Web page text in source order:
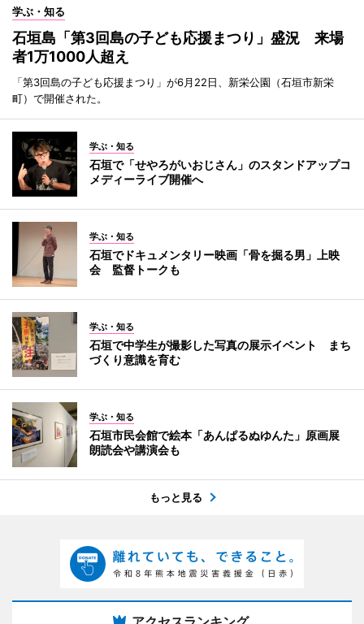
学ぶ・知る
石垣島「第3回島の子ども応援まつり」盛況 来場
者1万1000人超え
「第3回島の子ども応援まつり」が6月22日、新栄公園（石垣市新栄
町）で開催された。
学ぶ・知る
石垣で「せやろがいおじさん」のスタンドアップコ
メディーライブ開催へ
学ぶ・知る
石垣でドキュメンタリー映画「骨を掘る男」上映
会 監督トークも
学ぶ・知る
石垣で中学生が撮影した写真の展示イベント まち
づくり意識を育む
学ぶ・知る
石垣市民会館で絵本「あんぱるぬゆんた」原画展
朗読会や講演会も
もっと見る